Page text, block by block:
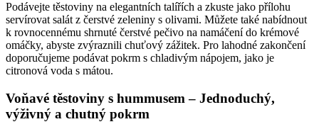
Podávejte těstoviny na elegantních talířích a zkuste jako přílohu
servírovat salát z čerstvé zeleniny s olivami. Můžete také nabídnout
k rovnocennému shrnuté čerstvé pečivo na namáčení do krémové
omáčky, abyste zvýraznili chuťový zážitek. Pro lahodné zakončení
doporučujeme podávat pokrm s chladivým nápojem, jako je
citronová voda s mátou.
Voňavé těstoviny s hummusem – Jednoduchý,
výživný a chutný pokrm